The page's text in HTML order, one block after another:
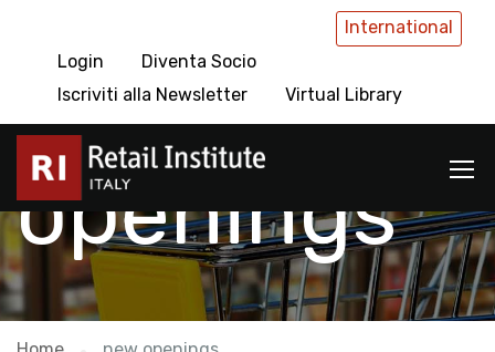
International
Login
Diventa Socio
Iscriviti alla Newsletter
Virtual Library
new
openings